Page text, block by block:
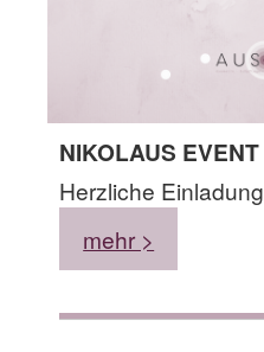
NIKOLAUS EVENT
Herzliche Einladung
mehr >